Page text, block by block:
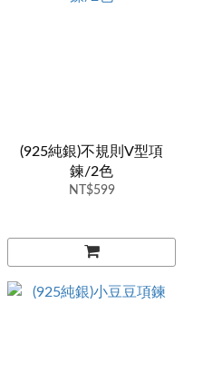
(925純銀)不規則V型項
鍊/2色
NT$599